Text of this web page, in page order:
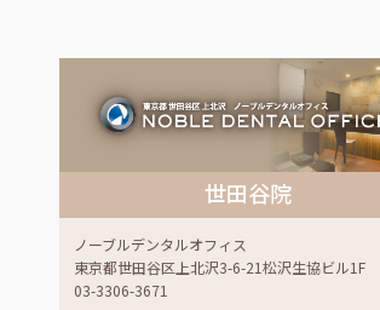
世田谷院
ノーブルデンタルオフィス
東京都世田谷区上北沢3-6-21松沢生協ビル1F
03-3306-3671